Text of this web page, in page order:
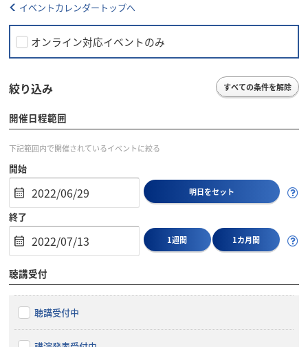
イベントカレンダートップへ
オンライン対応イベントのみ
絞り込み すべての条件を解除
開催日程範囲
下記範囲内で開催されているイベントに絞る
開始
明日をセット
終了
1週間 1カ月間
聴講受付
聴講受付中